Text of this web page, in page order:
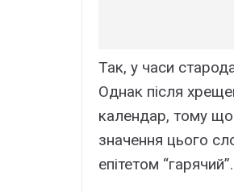
Так, у часи
Однак після
календар, тому що
значення цього
епітетом “гарячий”.